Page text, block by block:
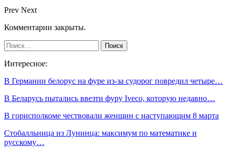
Prev Next
Комментарии закрыты.
Интересное:
В Германии белорус на фуре из-за судорог повредил четыре…
В Беларусь пытались ввезти фуру Iveco, которую недавно…
В горисполкоме чествовали женщин с наступающим 8 марта
Стобалльница из Лунинца: максимум по математике и
русскому…